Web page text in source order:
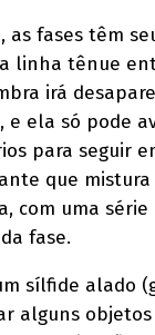
fases têm
linha tênue
irá
ela só pode
para seguir
que
com uma
fase.
sílfide alado
alguns